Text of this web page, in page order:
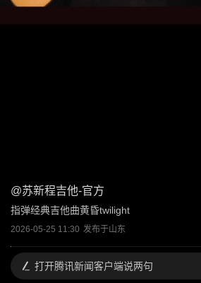
@苏新程吉他-官方
指弹经典吉他曲黄昏twilight
2026-05-25 11:30 发布于山东
打开腾讯新闻客户端说两句